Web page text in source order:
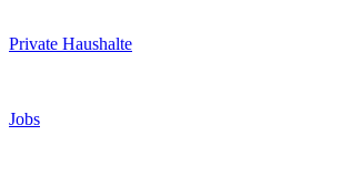
Private Haushalte
Jobs